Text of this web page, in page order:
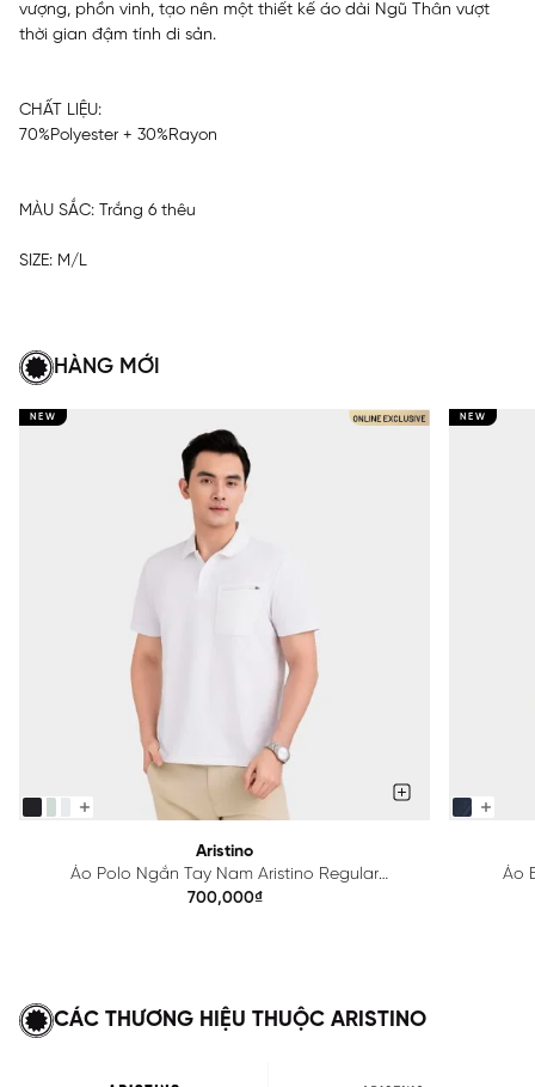
vượng, phồn vinh, tạo nên một thiết kế áo dài Ngũ Thân vượt
thời gian đậm tính di sản.
CHẤT LIỆU:
70%Polyester + 30%Rayon
MÀU SẮC: Trắng 6 thêu
SIZE: M/L
HÀNG MỚI
NEW
Aristino
Áo Polo Ngắn Tay Nam Aristino Regular
APS615EDP01
700,000₫
NEW
Áo
CÁC THƯƠNG HIỆU THUỘC ARISTINO